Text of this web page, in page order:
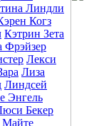
Линдли
Когз
Кэтрин Зета
Фрэйзер
Лекси
Лиза
Линдсей
Энгель
Бекер
Майте